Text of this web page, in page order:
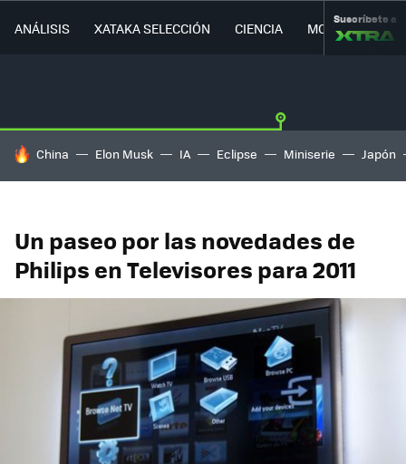
ANÁLISIS XATAKA SELECCIÓN CIENCIA MOVILIDAD
Suscríbete a
HOY SE HABLA DE
China Elon Musk IA Eclipse Miniserie Japón
Un paseo por las novedades de
Philips en Televisores para 2011